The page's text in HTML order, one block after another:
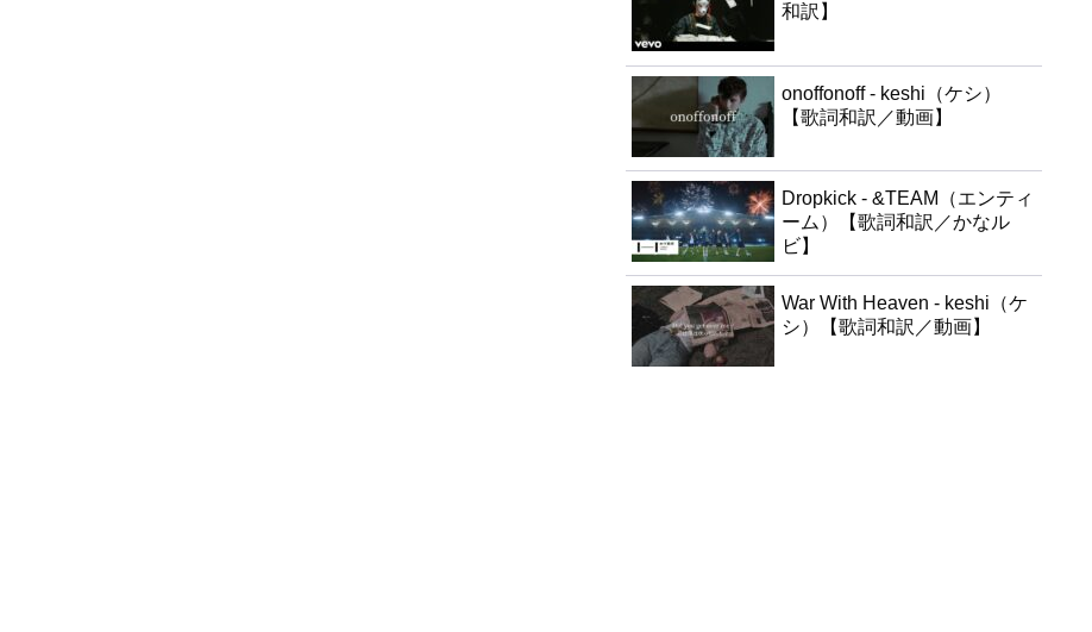
和訳】
onoffonoff - keshi（ケシ）
【歌詞和訳／動画】
Dropkick - &TEAM（エンティ
ーム）【歌詞和訳／かなル
ビ】
War With Heaven - keshi（ケ
シ）【歌詞和訳／動画】